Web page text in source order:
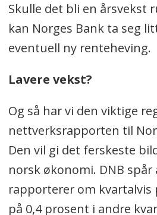
Skulle det bli en årsvekst
kan Norges Bank ta seg
eventuell ny renteheving.
Lavere vekst?
Og så har vi den viktige
nettverksrapporten til
Den vil gi det ferskeste
norsk økonomi. DNB
rapporterer om kvartalvis
på 0,4 prosent i andre